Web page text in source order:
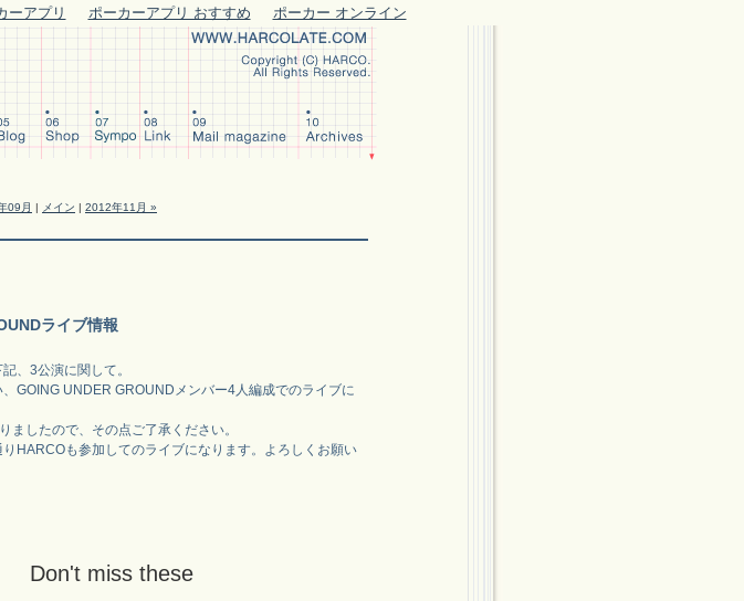
ーアプリ ポーカーアプリ おすすめ ポーカー オンライン
09月 | メイン | 2012年11月 »
ライブ情報
、3公演に関して。
GOING UNDER GROUNDメンバー4人編成でのライブに
ましたので、その点ご了承ください。
HARCOも参加してのライブになります。よろしくお願い
Don't miss these